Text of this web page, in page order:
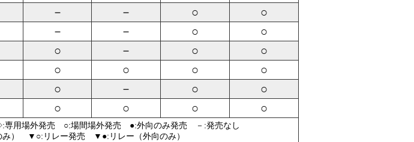
－ － ○ ○
－ － ○ ○
○ － ○ ○
○ ○ ○ ○
○ － ○ ○
○ ○ ○ ○
用場外発売 ○:場間場外発売 ●:外向のみ発売 －:発売なし
み） ▼○:リレー発売 ▼●:リレー（外向のみ）